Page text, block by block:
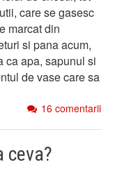
care se gasesc
marcat din
si pana acum,
ca apa, sapunul si
de vase care sa
16 comentarii
ceva?